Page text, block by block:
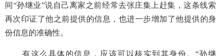
间“孙继业”说自己离家之前经常去张庄集上赶集，这条线索
再次印证了他之前提供的信息，也进一步增加了他提供的身
份信息的准确性。
有这么具体的信息，应该可以核实到其身份。 “孙继